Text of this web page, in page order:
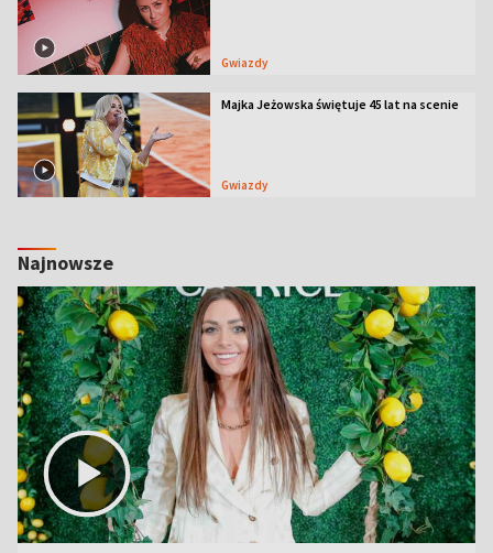
Gwiazdy
Majka Jeżowska świętuje 45 lat na scenie
Gwiazdy
Najnowsze